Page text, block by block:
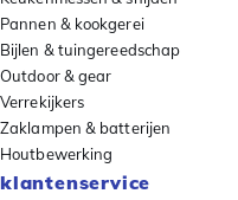
Pannen & kookgerei
Bijlen & tuingereedschap
Outdoor & gear
Verrekijkers
Zaklampen & batterijen
Houtbewerking
klantenservice